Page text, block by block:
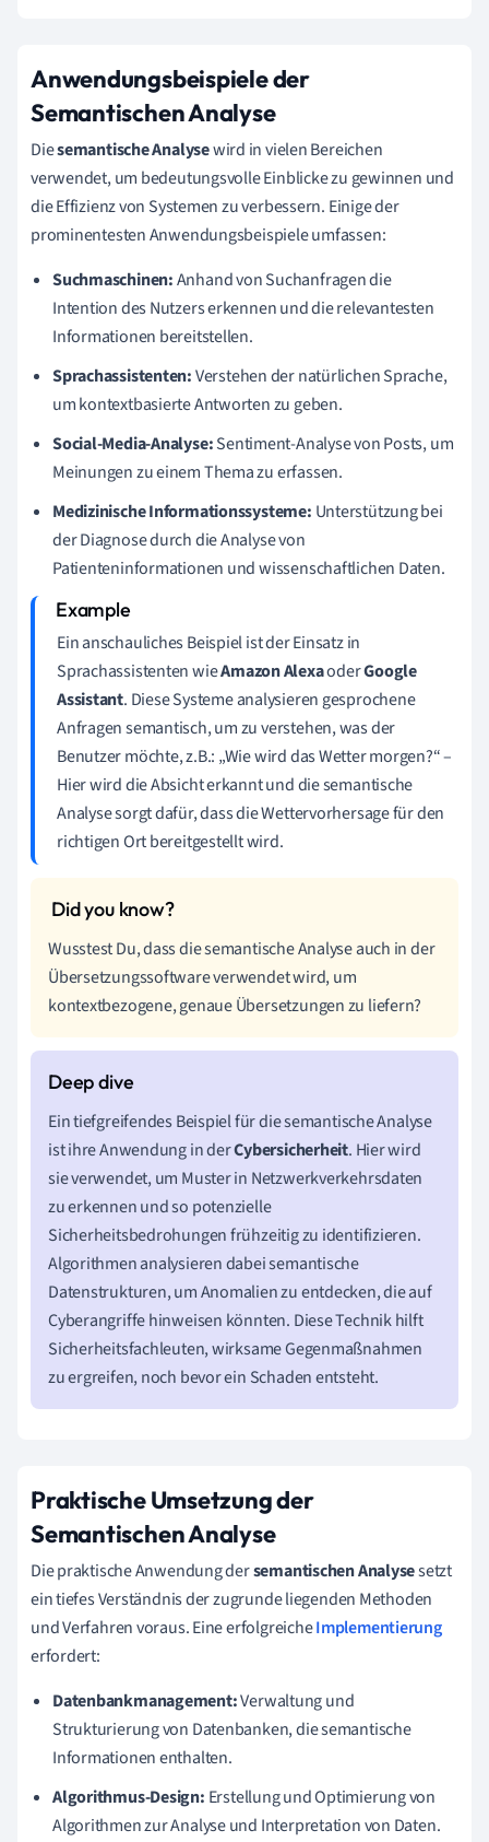
Anwendungsbeispiele der
Semantischen Analyse
Diesemantische Analysewird in vielen Bereichen
verwendet, um bedeutungsvolle Einblicke zu gewinnen und
die Effizienz von Systemen zu verbessern. Einige der
prominentesten Anwendungsbeispiele umfassen:
Suchmaschinen:Anhand von Suchanfragen die
Intention des Nutzers erkennen und die relevantesten
Informationen bereitstellen.
Sprachassistenten:Verstehen der natürlichen Sprache,
um kontextbasierte Antworten zu geben.
Social-Media-Analyse:Sentiment-Analyse von Posts, um
Meinungen zu einem Thema zu erfassen.
Medizinische Informationssysteme: Unterstützung bei
der Diagnose durch die Analyse von
Patienteninformationen und wissenschaftlichen Daten.
Ein anschauliches Beispiel ist der Einsatz in
Sprachassistenten wieAmazon AlexaoderGoogle
Assistant. Diese Systeme analysieren gesprochene
Anfragen semantisch, um zu verstehen, was der
Benutzer möchte, z.B.: „Wie wird das Wetter morgen?“ –
Hier wird die Absicht erkannt und die semantische
Analyse sorgt dafür, dass die Wettervorhersage für den
richtigen Ort bereitgestellt wird.
Wusstest Du, dass die semantische Analyse auch in der
Übersetzungssoftware verwendet wird, um
kontextbezogene, genaue Übersetzungen zu liefern?
Ein tiefgreifendes Beispiel für die semantische Analyse
ist ihre Anwendung in derCybersicherheit. Hier wird
sie verwendet, um Muster in Netzwerkverkehrsdaten
zu erkennen und so potenzielle
Sicherheitsbedrohungen frühzeitig zu identifizieren.
Algorithmen analysieren dabei semantische
Datenstrukturen, um Anomalien zu entdecken, die auf
Cyberangriffe hinweisen könnten. Diese Technik hilft
Sicherheitsfachleuten, wirksame Gegenmaßnahmen
zu ergreifen, noch bevor ein Schaden entsteht.
Praktische Umsetzung der
Semantischen Analyse
Die praktische Anwendung dersemantischen Analysesetzt
ein tiefes Verständnis der zugrunde liegenden Methoden
und Verfahren voraus. Eine erfolgreicheImplementierung
erfordert:
Datenbankmanagement:Verwaltung und
Strukturierung von Datenbanken, die semantische
Informationen enthalten.
Algorithmus-Design: Erstellung und Optimierung von
Algorithmen zur Analyse und Interpretation von Daten.